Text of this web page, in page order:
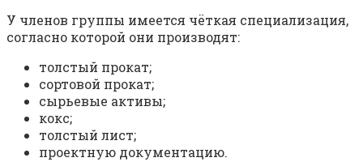
У членов группы имеется чёткая специализация,
согласно которой они производят:
толстый прокат;
сортовой прокат;
сырьевые активы;
кокс;
толстый лист;
проектную документацию.